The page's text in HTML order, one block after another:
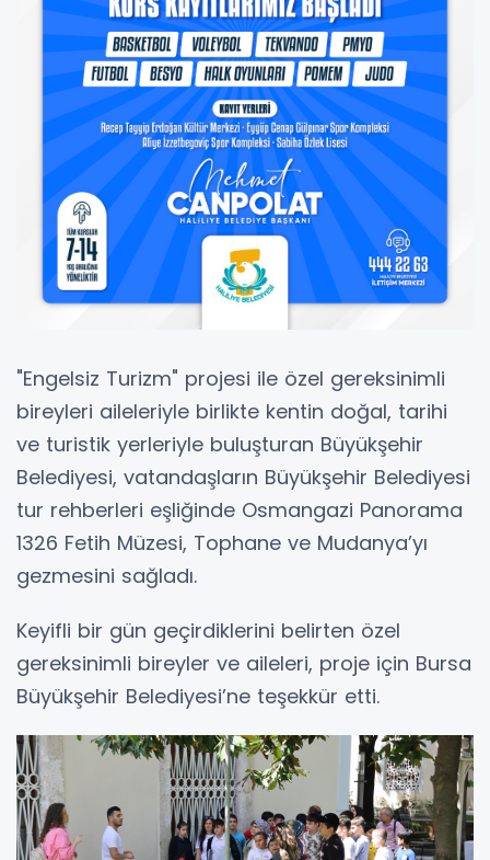
"Engelsiz Turizm" projesi ile özel gereksinimli
bireyleri aileleriyle birlikte kentin doğal, tarihi
ve turistik yerleriyle buluşturan Büyükşehir
Belediyesi, vatandaşların Büyükşehir Belediyesi
tur rehberleri eşliğinde Osmangazi Panorama
1326 Fetih Müzesi, Tophane ve Mudanya’yı
gezmesini sağladı.
Keyifli bir gün geçirdiklerini belirten özel
gereksinimli bireyler ve aileleri, proje için Bursa
Büyükşehir Belediyesi’ne teşekkür etti.